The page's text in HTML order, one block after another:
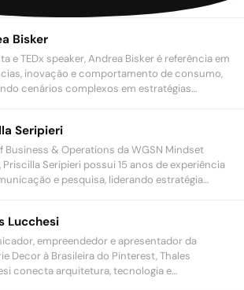
Bisker
e TEDx speaker, Andrea Bisker é referência em
inovação e comportamento de consumo,
cenários complexos em estratégias
Seripieri
Business & Operations da WGSN Mindset
Priscilla Seripieri possui 15 anos de experiência
e pesquisa, liderando estratégia
Lucchesi
empreendedor e apresentador da
Decor à Brasileira do Pinterest, Thales
conecta arquitetura, tecnologia e